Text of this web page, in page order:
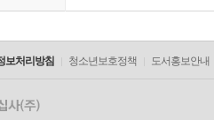
보처리방침 청소년보호정책 도서홍보안내